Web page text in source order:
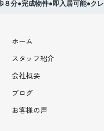
８分●完成物件●即入居可能●ク
ホーム
スタッフ紹介
会社概要
ブログ
お客様の声